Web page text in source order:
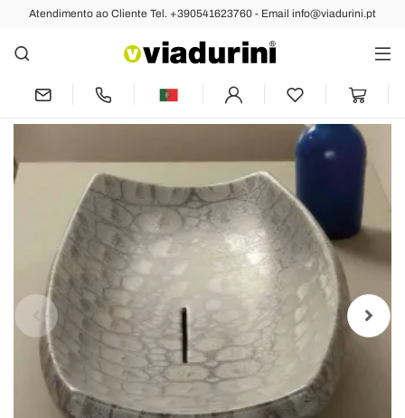
Atendimento ao Cliente Tel. +390541623760 - Email info@viadurini.pt
Anterior Próximo
Bacia de cerâmica Laura com padrão de
jacaré, feito na Itália